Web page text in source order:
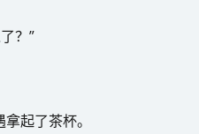
？”
起了茶杯。